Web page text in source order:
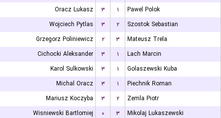
Oracz Lukasz
۳ ۱
Pawel Polok
Wojciech Pytlas
۳ ۲
Szostok Sebastian
Grzegorz Poliniewicz
۲ ۳
Mateusz Trela
Cichocki Aleksander
۳ ۱
Lach Marcin
Karol Sulkowski
۳ ۱
Golaszewski Kuba
Michal Oracz
۳ ۱
Piechnik Roman
Mariusz Koczyba
۳ ۲
Zemla Piotr
Wisniewski Bartlomiej
۰ ۳
Mikolaj Lukaszewski